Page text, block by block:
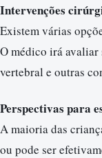
Intervenções
Existem várias
O médico irá
vertebral e outras
Perspectivas para
A maioria das
ou pode ser